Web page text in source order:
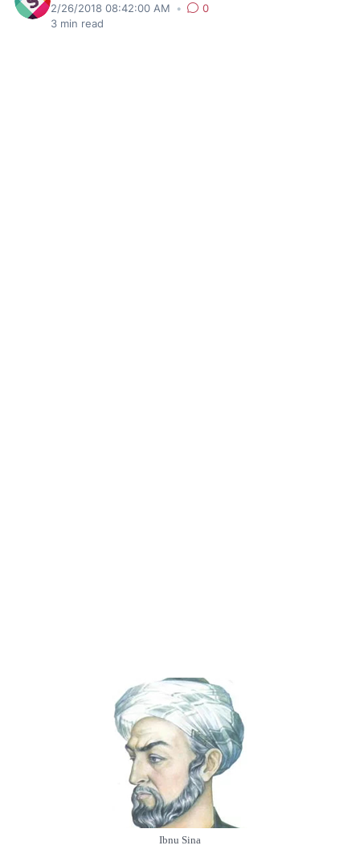
2/26/2018 08:42:00 AM •
0
3 min read
Ibnu Sina